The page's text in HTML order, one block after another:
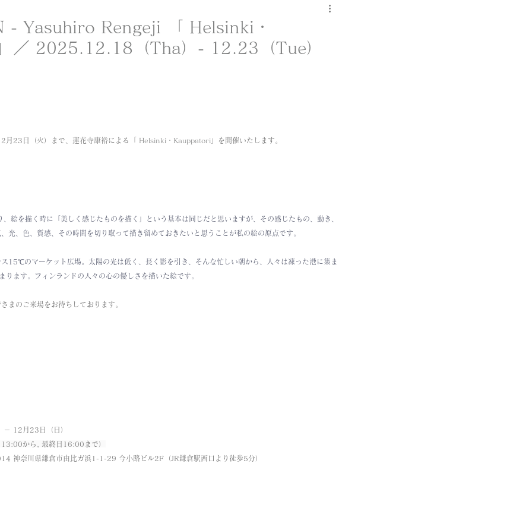
- Yasuhiro Rengeji 「 Helsinki・
／ 2025.12.18（Tha）- 12.23（Tue）
23日（火）まで、蓮花寺康裕による「 Helsinki・Kauppatori 」を開催いたします。
絵を描く時に「美しく感じたものを描く」という基本は同じだと思いますが、その感じたもの、動き、
光、色、質感、その時間を切り取って描き留めておきたいと思うことが私の絵の原点です。
15℃のマーケット広場。太陽の光は低く、長く影を引き、そんな忙しい朝から、人々は凍った港に集ま
ります。フィンランドの人々の心の優しさを描いた絵です。
まのご来場をお待ちしております。
12月23日（日）
13:00から, 最終日16:00まで）
神奈川県鎌倉市由比ガ浜1-1-29 今小路ビル2F（JR鎌倉駅西口より徒歩5分）